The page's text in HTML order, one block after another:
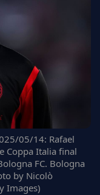
05/14: Rafael
Coppa Italia final
FC. Bologna
by Nicolò
Images)